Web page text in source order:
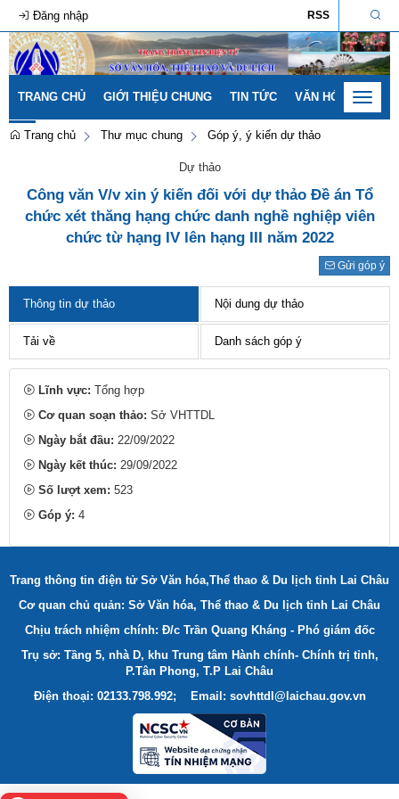
RSS
Đăng nhập
TRANG CHỦ GIỚI THIỆU CHUNG TIN TỨC VĂN HÓA - GIA
Toggle
Trang chủ
Thư mục chung Góp ý, ý kiến dự thảo
Dự thảo
Công văn V/v xin ý kiến đối với dự thảo Đề án Tổ
chức xét thăng hạng chức danh nghề nghiệp viên
chức từ hạng IV lên hạng III năm 2022
Thông tin dự thảo Nội dung dự thảo
Tải về Danh sách góp ý
Lĩnh vực: Tổng hợp
Cơ quan soạn thảo: Sở VHTTDL
Ngày bắt đầu: 22/09/2022
Ngày kết thúc: 29/09/2022
Số lượt xem: 523
Góp ý: 4
Gửi góp ý
Trang thông tin điện tử Sở Văn hóa,Thể thao & Du lịch tỉnh Lai Châu
Cơ quan chủ quản: Sở Văn hóa, Thể thao & Du lịch tỉnh Lai Châu
Chịu trách nhiệm chính: Đ/c Trần Quang Kháng - Phó giám đốc
Trụ sở: Tầng 5, nhà D, khu Trung tâm Hành chính- Chính trị tỉnh,
P.Tân Phong, T.P Lai Châu
Điện thoại: 02133.798.992; Email: sovhttdl@laichau.gov.vn